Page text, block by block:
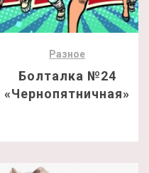
Разное
Болталка №24
«Чернопятничная»